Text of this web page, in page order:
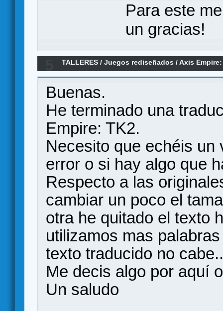
Para este
un gracias!
TALLERES /Juegos rediseñados /Axis
Buenas.
He terminado una
Empire: TK2.
Necesito que echéis
error o si hay algo que
Respecto a las
cambiar un poco el
otra he quitado el texto
utilizamos mas
texto traducido no
Me decis algo por aquí
Un saludo